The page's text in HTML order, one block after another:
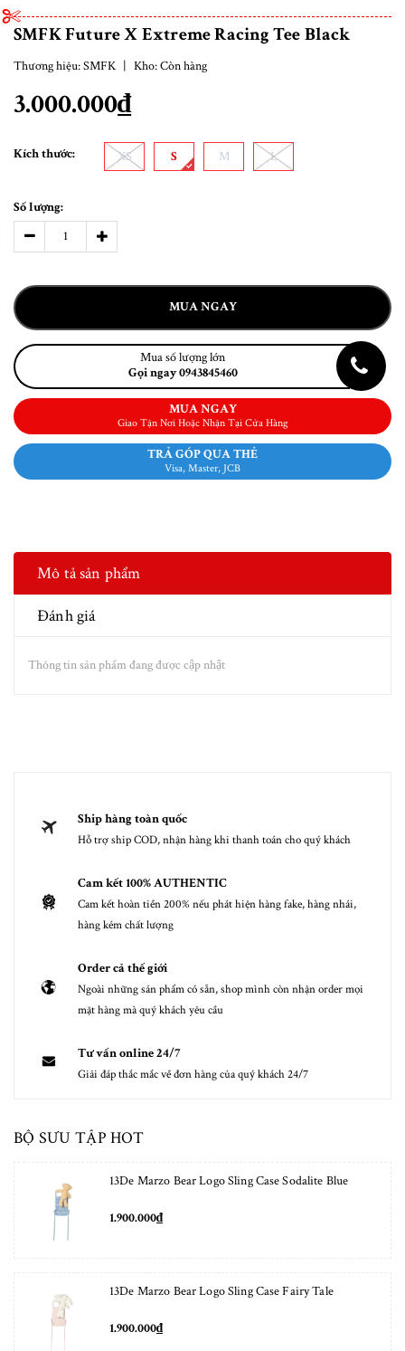
SMFK Future X Extreme Racing Tee Black
Thương hiệu:SMFK | Kho:Còn hàng
3.000.000₫
Kích thước: XS S M L
Số lượng:
MUA NGAY
Mua số lượng lớn
Gọi ngay 0943845460
MUA NGAY
Giao Tận Nơi Hoặc Nhận Tại Cửa Hàng
TRẢ GÓP QUA THẺ
Visa, Master, JCB
Mô tả sản phẩm
Đánh giá
Thông tin sản phẩm đang được cập nhật
Ship hàng toàn quốc
Hỗ trợ ship COD, nhận hàng khi thanh toán cho quý khách
Cam kết 100% AUTHENTIC
Cam kết hoàn tiền 200% nếu phát hiện hàng fake, hàng nhái,
hàng kém chất lượng
Order cả thế giới
Ngoài những sản phẩm có sẵn, shop mình còn nhận order mọi
mặt hàng mà quý khách yêu cầu
Tư vấn online 24/7
Giải đáp thắc mắc về đơn hàng của quý khách 24/7
BỘ SƯU TẬP HOT
13De Marzo Bear Logo Sling Case Sodalite Blue
1.900.000₫
13De Marzo Bear Logo Sling Case Fairy Tale
1.900.000₫